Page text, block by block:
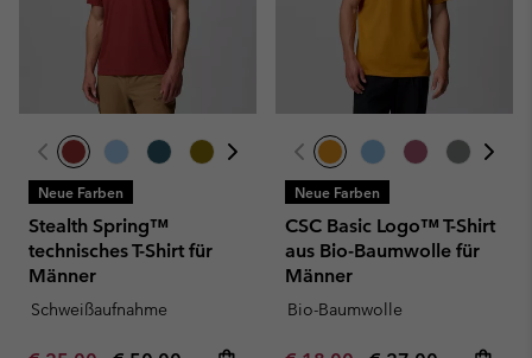
Neue Farben
Stealth Spring™
technisches T-Shirt für
Männer
Schweißaufnahme
Neue Farben
CSC Basic Logo™ T-Shirt
aus Bio-Baumwolle für
Männer
Bio-Baumwolle